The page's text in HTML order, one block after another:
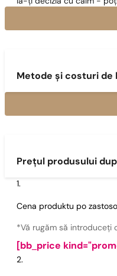
Metode și costuri de
Prețul produsului
Cena produktu po
*Vă rugăm să introduceți
[bb_price